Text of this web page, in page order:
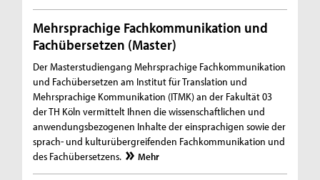
Mehrsprachige Fachkommunikation und
Fachübersetzen (Master)
Der Masterstudiengang Mehrsprachige Fachkommunikation
und Fachübersetzen am Institut für Translation und
Mehrsprachige Kommunikation (ITMK) an der Fakultät 03
der TH Köln vermittelt Ihnen die wissenschaftlichen und
anwendungsbezogenen Inhalte der einsprachigen sowie der
sprach- und kulturübergreifenden Fachkommunikation und
des Fachübersetzens.
Mehr